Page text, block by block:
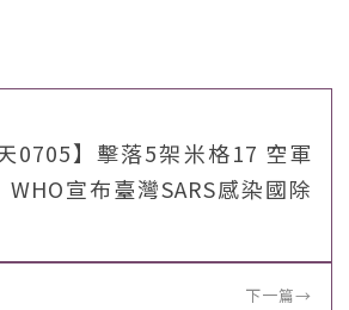
0705】擊落5架米格17 空軍
宣布臺灣SARS感染國除
下一篇→